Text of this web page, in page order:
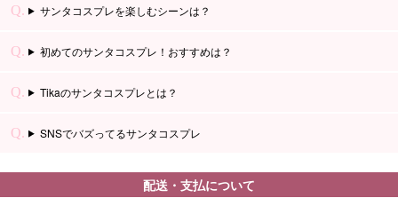
サンタコスプレを楽しむシーンは？
初めてのサンタコスプレ！おすすめは？
Tikaのサンタコスプレとは？
SNSでバズってるサンタコスプレ
配送・支払について